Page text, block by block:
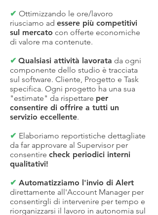
✔ Ottimizzando le ore/lavoro
riusciamo ad essere più competitivi
sul mercato con offerte economiche
di valore ma contenute.
✔ Qualsiasi attività lavorata da ogni
componente dello studio è tracciata
sul software. Cliente, Progetto e Task
specifica. Ogni progetto ha una sua
"estimate" da rispettare per
consentire di offrire a tutti un
servizio eccellente.
✔ Elaboriamo reportistiche dettagliate
da far approvare al Supervisor per
consentire check periodici interni
qualitativi!
✔ Automatizziamo l'invio di Alert
direttamente all'Account Manager per
consentirgli di intervenire per tempo e
riorganizzarsi il lavoro in autonomia sul